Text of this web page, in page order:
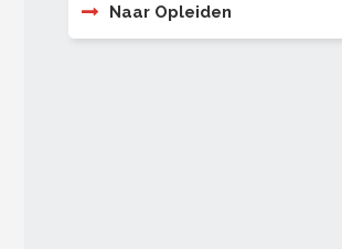
Naar Opleiden